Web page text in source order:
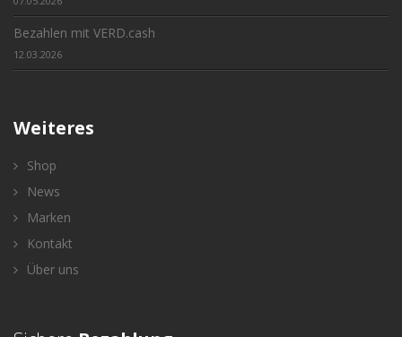
Bezahlen mit VERD.cash
12.03.2026
Weiteres
Shop
News
Marken
Kontakt
Über uns